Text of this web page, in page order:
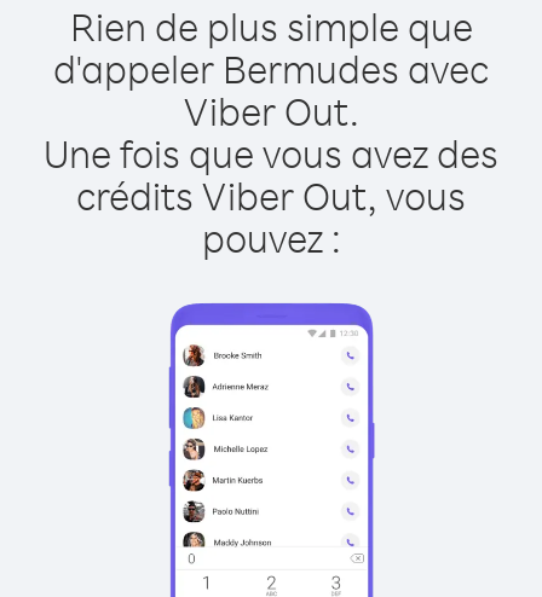
Rien de plus simple que
d'appeler Bermudes avec
Viber Out.
Une fois que vous avez des
crédits Viber Out, vous
pouvez :